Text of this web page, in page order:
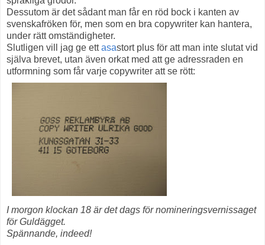
Dessutom är det sådant man får en röd bock i kanten av
svenskafröken för, men som en bra copywriter kan hantera,
under rätt omständigheter.
Slutligen vill jag ge ettasastort plus för att man inte slutat vid
själva brevet, utan även orkat med att ge adressraden en
utformning som får varje copywriter att se rött:
I morgon klockan 18 är det dags för nomineringsvernissaget
för Guldägget.
Spännande, indeed!